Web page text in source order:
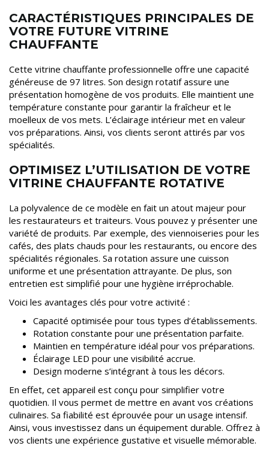
CARACTÉRISTIQUES PRINCIPALES DE
VOTRE FUTURE VITRINE
CHAUFFANTE
Cette vitrine chauffante professionnelle offre une capacité
généreuse de 97 litres. Son design rotatif assure une
présentation homogène de vos produits. Elle maintient une
température constante pour garantir la fraîcheur et le
moelleux de vos mets. L’éclairage intérieur met en valeur
vos préparations. Ainsi, vos clients seront attirés par vos
spécialités.
OPTIMISEZ L’UTILISATION DE VOTRE
VITRINE CHAUFFANTE ROTATIVE
La polyvalence de ce modèle en fait un atout majeur pour
les restaurateurs et traiteurs. Vous pouvez y présenter une
variété de produits. Par exemple, des viennoiseries pour les
cafés, des plats chauds pour les restaurants, ou encore des
spécialités régionales. Sa rotation assure une cuisson
uniforme et une présentation attrayante. De plus, son
entretien est simplifié pour une hygiène irréprochable.
Voici les avantages clés pour votre activité :
Capacité optimisée pour tous types d’établissements.
Rotation constante pour une présentation parfaite.
Maintien en température idéal pour vos préparations.
Éclairage LED pour une visibilité accrue.
Design moderne s’intégrant à tous les décors.
En effet, cet appareil est conçu pour simplifier votre
quotidien. Il vous permet de mettre en avant vos créations
culinaires. Sa fiabilité est éprouvée pour un usage intensif.
Ainsi, vous investissez dans un équipement durable. Offrez à
vos clients une expérience gustative et visuelle mémorable.